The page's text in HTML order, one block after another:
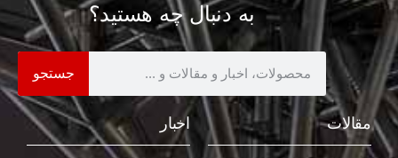
به دنبال چه هستید؟
جستجو
مقالات اخبار